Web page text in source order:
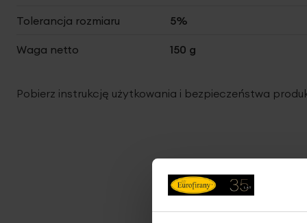
Tolerancja rozmiaru 5%
Waga netto 150 g
Pobierz instrukcję użytkowania i bezpieczeństwa